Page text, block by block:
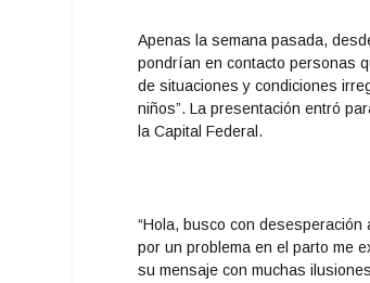
Apenas la semana pasada,
pondrían en contacto personas
de situaciones y condiciones
niños”. La presentación entró
la Capital Federal.
“Hola, busco con
por un problema en el parto me
su mensaje con muchas